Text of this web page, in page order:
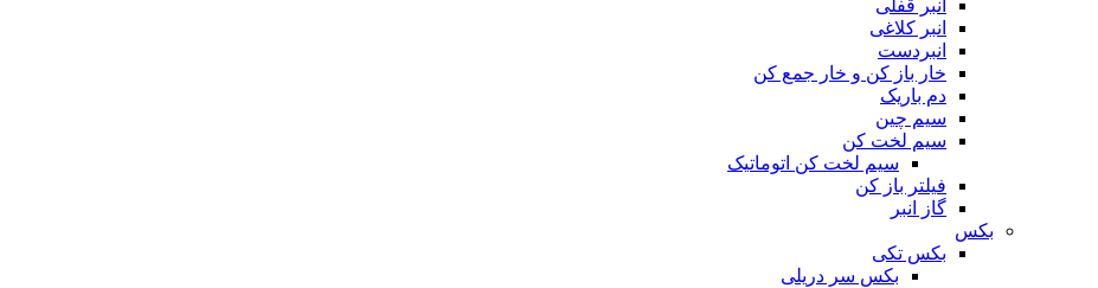
انبر قفلی
انبر کلاغی
انبردست
خار باز کن و خار جمع کن
دم باریک
سیم چین
سیم لخت کن
سیم لخت کن اتوماتیک
فیلتر باز کن
گاز انبر
بکس
بکس تکی
بکس سر دریلی